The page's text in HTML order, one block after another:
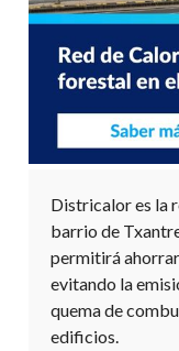
Districalor es la
barrio de
permitirá
evitando la
quema de
edificios.